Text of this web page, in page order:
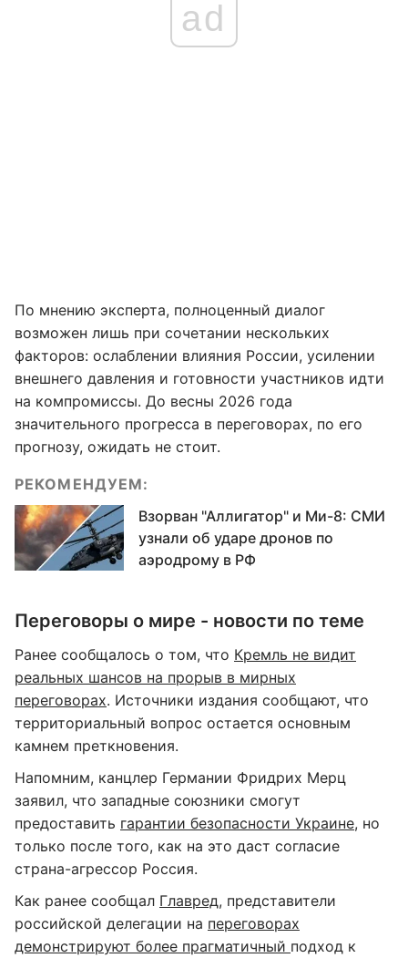
ad
По мнению эксперта, полноценный диалог
возможен лишь при сочетании нескольких
факторов: ослаблении влияния России, усилении
внешнего давления и готовности участников идти
на компромиссы. До весны 2026 года
значительного прогресса в переговорах, по его
прогнозу, ожидать не стоит.
РЕКОМЕНДУЕМ:
Взорван "Аллигатор" и Ми-8: СМИ
узнали об ударе дронов по
аэродрому в РФ
Переговоры о мире - новости по теме
Ранее сообщалось о том, что Кремль не видит
реальных шансов на прорыв в мирных
переговорах. Источники издания сообщают, что
территориальный вопрос остается основным
камнем преткновения.
Напомним, канцлер Германии Фридрих Мерц
заявил, что западные союзники смогут
предоставить гарантии безопасности Украине, но
только после того, как на это даст согласие
страна-агрессор Россия.
Как ранее сообщал Главред, представители
российской делегации на переговорах
демонстрируют более прагматичный подход к